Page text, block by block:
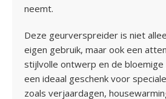
neemt.
Deze geurverspreider is niet
eigen gebruik, maar ook een
stijlvolle ontwerp en de bloemige
een ideaal geschenk voor
zoals verjaardagen,